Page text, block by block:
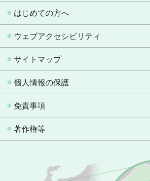
はじめての方へ
ウェブアクセシビリティ
サイトマップ
個人情報の保護
免責事項
著作権等